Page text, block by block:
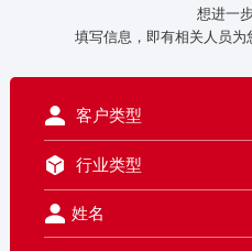
想进一
填写信息，即有相关人员为